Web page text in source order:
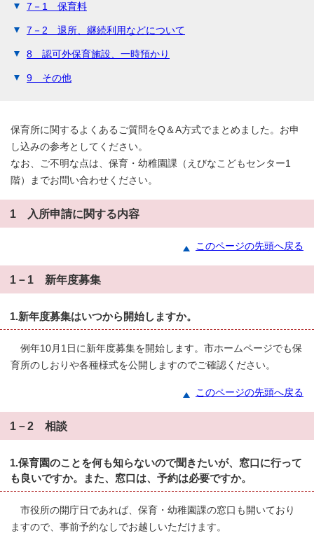
7－1 保育料
7－2 退所、継続利用などについて
8 認可外保育施設、一時預かり
9 その他
保育所に関するよくあるご質問をQ＆A方式でまとめました。お申
し込みの参考としてください。
なお、ご不明な点は、保育・幼稚園課（えびなこどもセンター1
階）までお問い合わせください。
1 入所申請に関する内容
このページの先頭へ戻る
1－1 新年度募集
1.新年度募集はいつから開始しますか。
例年10月1日に新年度募集を開始します。市ホームページでも保
育所のしおりや各種様式を公開しますのでご確認ください。
このページの先頭へ戻る
1－2 相談
1.保育園のことを何も知らないので聞きたいが、窓口に行って
も良いですか。また、窓口は、予約は必要ですか。
市役所の開庁日であれば、保育・幼稚園課の窓口も開いており
ますので、事前予約なしでお越しいただけます。